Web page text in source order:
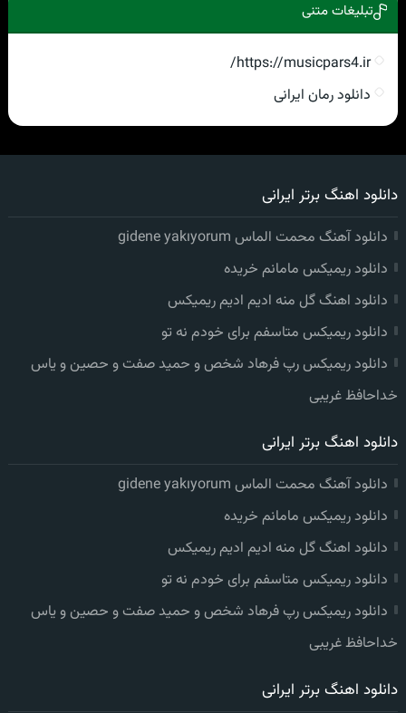
تبلیغات متنی
https://musicpars4.ir/
دانلود رمان ایرانی
دانلود اهنگ برتر ایرانی
دانلود آهنگ محمت الماس gidene yakıyorum
دانلود ریمیکس مامانم خریده
دانلود اهنگ گل منه ادیم ادیم ریمیکس
دانلود ریمیکس متاسفم برای خودم نه تو
دانلود ریمیکس رپ فرهاد شخص و حمید صفت و حصین و یاس
خداحافظ غریبی
دانلود اهنگ برتر ایرانی
دانلود آهنگ محمت الماس gidene yakıyorum
دانلود ریمیکس مامانم خریده
دانلود اهنگ گل منه ادیم ادیم ریمیکس
دانلود ریمیکس متاسفم برای خودم نه تو
دانلود ریمیکس رپ فرهاد شخص و حمید صفت و حصین و یاس
خداحافظ غریبی
دانلود اهنگ برتر ایرانی